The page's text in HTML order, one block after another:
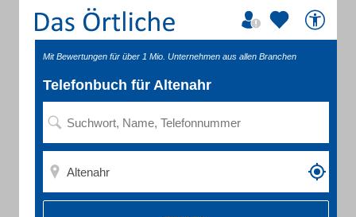
Mit Bewertungen für über 1 Mio. Unternehmen aus allen Branchen
Telefonbuch für Altenahr